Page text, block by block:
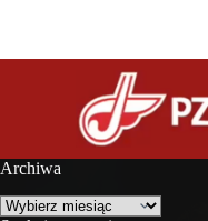
Archiwa
Archiwa